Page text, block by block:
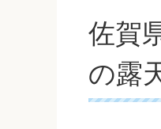
佐賀
の露